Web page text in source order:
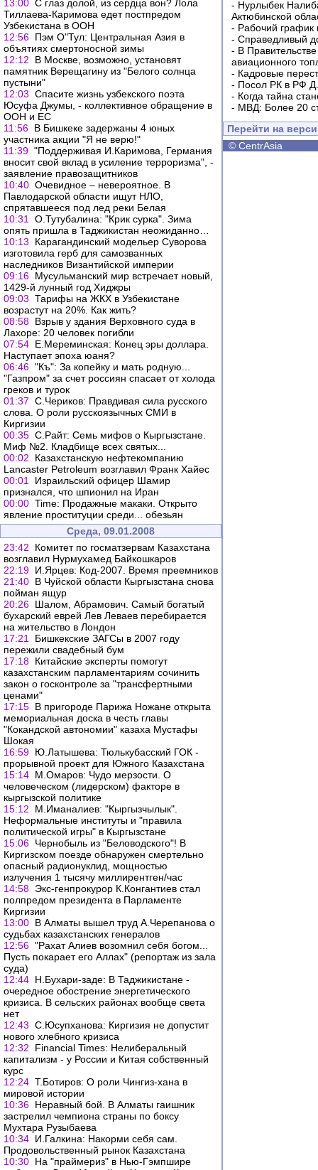
13:00 С глаз долой, из сердца вон? Лола
Тиллаева-Каримова едет постпредом
Узбекистана в ООН
12:56 Пэм O"Тул: Центральная Азия в
объятиях смертоносной зимы
12:12
В Москве, возможно, установят
памятник Верещагину из "Белого солнца
пустыни"
12:03 Спасите жизнь узбекского поэта
Юсуфа Джумы, - коллективное обращение в
ООН и ЕС
11:56 В Бишкеке задержаны 4 юных
участника акции "Я не верю!"
11:39 "Поддерживая И.Каримова, Германия
вносит свой вклад в усиление терроризма", -
заявление правозащитников
10:40 Очевидное – невероятное. В
Павлодарской области ищут НЛО,
спрятавшееся под лед реки Белая
10:31
О.Тутубалина: "Крик сурка". Зима
опять пришла в Таджикистан неожиданно…
10:13
Карагандинский модельер Суворова
изготовила герб для самозванных
наследников Византийской империи
09:16 Мусульманский мир встречает новый,
1429-й лунный год Хиджры
09:03 Тарифы на ЖКХ в Узбекистане
возрастут на 20%. Как жить?
08:58 Взрыв у здания Верховного суда в
Лахоре: 20 человек погибли
07:54 Е.Мереминская: Конец эры доллара.
Наступает эпоха юаня?
06:46 "Къ": За копейку и мать родную...
"Газпром" за счет россиян спасает от холода
греков и турок
01:37 С.Чериков: Правдивая сила русского
слова. О роли русскоязычных СМИ в
Киргизии
00:35 C.Райт: Семь мифов о Кыргызстане.
Миф №2. Кладбище всех святых...
00:02
Казахстанскую нефтекомпанию
Lancaster Petroleum возглавил Франк Хайес
00:01
Израильский офицер Шамир
признался, что шпионил на Иран
00:00 Time: Продажные макаки. Открыто
явление проституции среди... обезьян
Среда, 09.01.2008
23:42
Комитет по госматзервам Казахстана
возглавил Нурмухамед Байкошкаров
22:19 И.Ярцев: Код-2007. Время преемников
21:40 В Чуйской области Кыргызстана снова
пойман ящур
20:26 Шалом, Абрамович. Самый богатый
бухарский еврей Лев Леваев перебирается
на жительство в Лондон
17:21
Бишкекские ЗАГСы в 2007 году
пережили свадебный бум
17:18 Китайские эксперты помогут
казахстанским парламентариям сочинить
закон о госконтроле за "трансфертными
ценами"
17:15 В пригороде Парижа Ножане открыта
мемориальная доска в честь главы
"Кокандской автономии" казаха Мустафы
Шокая
16:59 Ю.Латышева: Тюлькубасский ГОК -
прорывной проект для Южного Казахстана
15:14 М.Омаров: Чудо мерзости. О
человеческом (лидерском) факторе в
кыргызской политике
15:12
М.Иманалиев: "Кыргызчылык".
Неформальные институты и "правила
политической игры" в Кыргызстане
15:06 Чернобыль из "Беловодского"! В
Киргизском поезде обнаружен смертельно
опасный радионуклид, мощностью
излучения 1 тысячу миллирентген/час
14:58 Экс-генпрокурор К.Конгантиев стал
полпредом президента в Парламенте
Киргизии
13:00 В Алматы вышел труд А.Черепанова о
судьбах казахстанских генералов
12:56 "Рахат Алиев возомнил себя богом...
Пусть покарает его Аллах" (репортаж из зала
суда)
12:44 Н.Бухари-заде: В Таджикистане -
очередное обострение энергетического
кризиса. В сельских районах вообще света
нет
12:43 С.Юсупханова: Киргизия не допустит
нового хлебного кризиса
12:32
Financial Times: Нелиберальный
капитализм - у России и Китая собственный
курс
12:24 Т.Ботиров: О роли Чингиз-хана в
мировой истории
10:36 Неравный бой. В Алматы гаишник
застрелил чемпиона страны по боксу
Мухтара Рузыбаева
10:34 И.Галкина: Накорми себя сам.
Продовольственный рынок Казахстана
10:30 На "праймериз" в Нью-Гэмпшире
- Нурлыбек
Актюбинской
- Рабочий график
- Справедливый
- В
авиационного
- Кадровые
- Посол РК в РФ
- Когда тайна
- МВД: Более 20
Перейти на
© CentrAsia